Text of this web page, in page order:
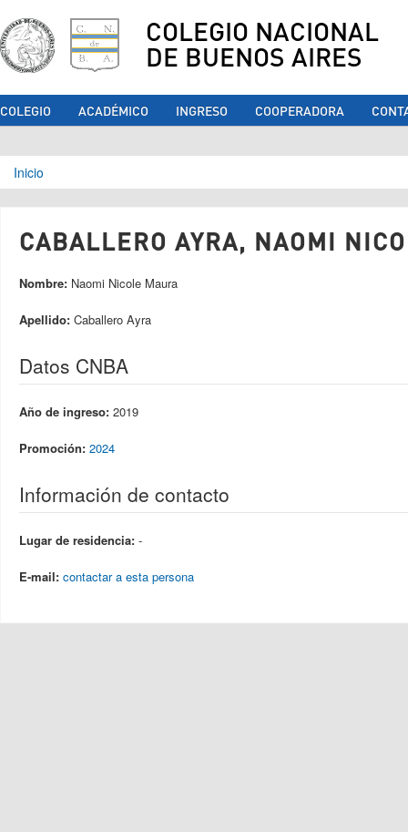
COLEGIO NACIONAL
DE BUENOS AIRES
COLEGIO ACADÉMICO INGRESO COOPERADORA
Se encuentra usted aquí
Inicio
CABALLERO AYRA, NAOMI
Nombre: Naomi Nicole Maura
Apellido: Caballero Ayra
Datos CNBA
Año de ingreso: 2019
Promoción: 2024
Información de contacto
Lugar de residencia: -
E-mail: contactar a esta persona